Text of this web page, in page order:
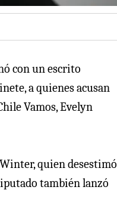
con un escrito
a quienes acusan
Vamos, Evelyn
quien desestimó
también lanzó